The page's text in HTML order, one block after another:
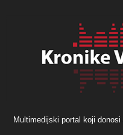
Multimedijski portal koji